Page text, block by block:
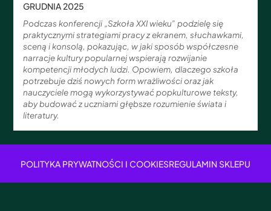
GRUDNIA 2025
Podczas konferencji „Szkoła XXI wieku” podzielę się
praktycznymi strategiami pracy z ekranem, słuchawkami,
sceną i konsolą, pokazując, w jaki sposób współczesne
narracje kultury popularnej wspierają rozwijanie
kompetencji młodych ludzi. Opowiem, dlaczego szkoła
potrzebuje dziś nowych form wrażliwości oraz jak
nauczyciele mogą wykorzystywać popkulturowe teksty,
aby budować z uczniami głębsze rozumienie świata i
literatury.
POLITYKA PRYWATNOŚCI I COOKIESREGULAMIN SKLEPU